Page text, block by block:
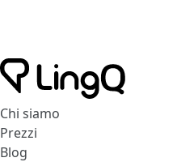
Chi siamo
Prezzi
Blog